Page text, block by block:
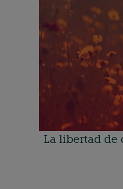
La libertad de